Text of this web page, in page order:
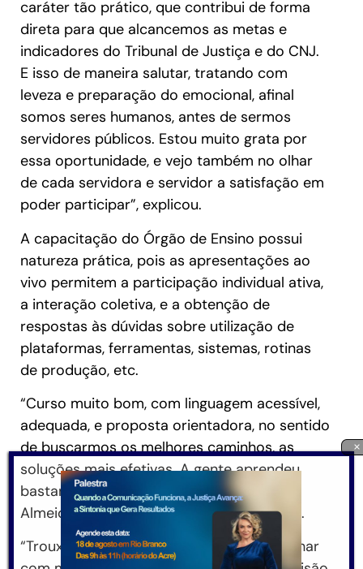
caráter tão prático, que contribui de forma
direta para que alcancemos as metas e
indicadores do Tribunal de Justiça e do CNJ.
E isso de maneira salutar, tratando com
leveza e preparação do emocional, afinal
somos seres humanos, antes de sermos
servidores públicos. Estou muito grata por
essa oportunidade, e vejo também no olhar
de cada servidora e servidor a satisfação em
poder participar”, explicou.
A capacitação do Órgão de Ensino possui
natureza prática, pois as apresentações ao
vivo permitem a participação individual ativa,
a interação coletiva, e a obtenção de
respostas às dúvidas sobre utilização de
plataformas, ferramentas, sistemas, rotinas
de produção, etc.
“Curso muito bom, com linguagem acessível,
adequada, e proposta orientadora, no sentido
de buscarmos os melhores caminhos, as
soluções mais efetivas. A gente aprendeu
bastante”, declarou a servidora Caren
Almeida, diretora criminal de Mâncio Lima.
“Trouxe um novo horizonte, faz a gente olhar
×